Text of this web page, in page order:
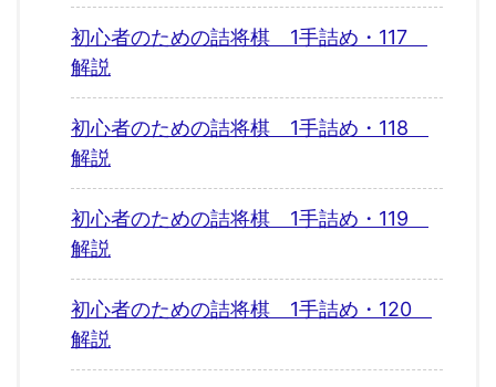
初心者のための詰将棋 1手詰め・117
解説
初心者のための詰将棋 1手詰め・118
解説
初心者のための詰将棋 1手詰め・119
解説
初心者のための詰将棋 1手詰め・120
解説